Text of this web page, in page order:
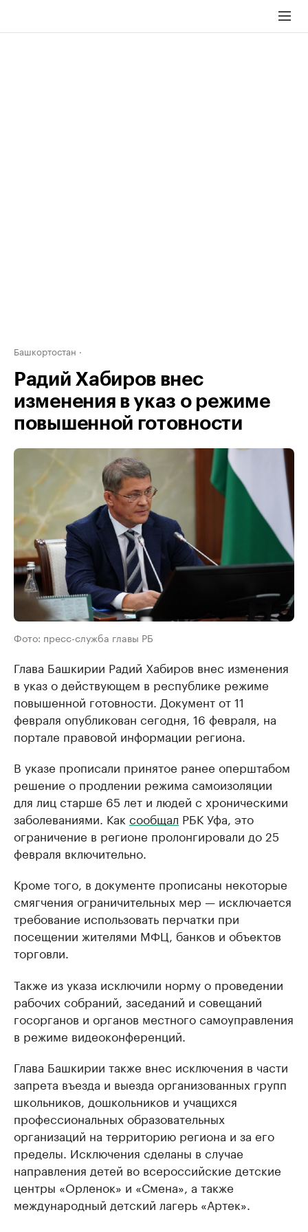
Башкортостан
Радий Хабиров внес
изменения в указ о режиме
повышенной готовности
Фото: пресс-служба главы РБ
Глава Башкирии Радий Хабиров внес изменения
в указ о действующем в республике режиме
повышенной готовности. Документ от 11
февраля опубликован сегодня, 16 февраля, на
портале правовой информации региона.
В указе прописали принятое ранее оперштабом
решение о продлении режима самоизоляции
для лиц старше 65 лет и людей с хроническими
заболеваниями. Как сообщал РБК Уфа, это
ограничение в регионе пролонгировали до 25
февраля включительно.
Кроме того, в документе прописаны некоторые
смягчения ограничительных мер — исключается
требование использовать перчатки при
посещении жителями МФЦ, банков и объектов
торговли.
Также из указа исключили норму о проведении
рабочих собраний, заседаний и совещаний
госорганов и органов местного самоуправления
в режиме видеоконференций.
Глава Башкирии также внес исключения в части
запрета въезда и выезда организованных групп
школьников, дошкольников и учащихся
профессиональных образовательных
организаций на территорию региона и за его
пределы. Исключения сделаны в случае
направления детей во всероссийские детские
центры «Орленок» и «Смена», а также
международный детский лагерь «Артек».